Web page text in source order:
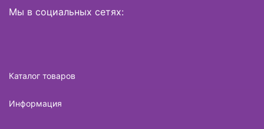
Мы в социальных сетях:
Каталог товаров
Информация